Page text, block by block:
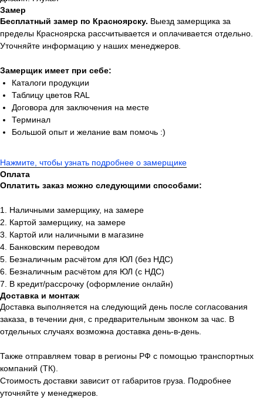
Замер
Бесплатный замер по Красноярску. Выезд замерщика за
пределы Красноярска рассчитывается и оплачивается отдельно.
Уточняйте информацию у наших менеджеров.
Замерщик имеет при себе:
Каталоги продукции
Таблицу цветов RAL
Договора для заключения на месте
Терминал
Большой опыт и желание вам помочь :)
Нажмите, чтобы узнать подробнее о замерщике
Оплата
Оплатить заказ можно следующими способами:
1. Наличными замерщику, на замере
2. Картой замерщику, на замере
3. Картой или наличными в магазине
4. Банковским переводом
5. Безналичным расчётом для ЮЛ (без НДС)
6. Безналичным расчётом для ЮЛ (с НДС)
7. В кредит/рассрочку (оформление онлайн)
Доставка и монтаж
Доставка выполняется на следующий день после согласования
заказа, в течении дня, с предварительным звонком за час. В
отдельных случаях возможна доставка день-в-день.
Также отправляем товар в регионы РФ с помощью транспортных
компаний (ТК).
Стоимость доставки зависит от габаритов груза. Подробнее
уточняйте у менеджеров.